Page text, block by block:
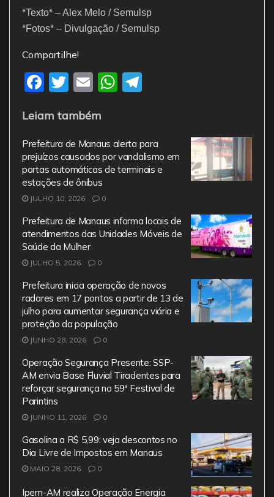
*Texto* – Alex Melo / Semulsp
*Fotos* – Divulgação / Semulsp
Compartilhe!
F
c
e
b
o
o
k
T
itt
er
E
ai
l
W
s
A
p
gr
a
m
Leiam também
Prefeitura de Manaus alerta para
prejuízos causados por vandalismo em
portas automáticas de terminais e
estações de ônibus
JULHO 10, 2026 0
Prefeitura de Manaus informa locais de
atendimentos das Unidades Móveis de
Saúde da Mulher
JULHO 5, 2026 0
Prefeitura inicia operação de novos
radares em 17 pontos a partir de 13 de
julho para aumentar segurança viária e
proteção da população
JUNHO 28, 2026 0
Operação Segurança Presente: SSP-
AM envia Base Fluvial Tiradentes para
reforçar segurança no 59ª Festival de
Parintins
JUNHO 11, 2026 0
Gasolina a R$ 5,99: veja descontos no
Dia Livre de Impostos em Manaus
MAIO 28, 2026 0
Ipem-AM realiza Operação Energia